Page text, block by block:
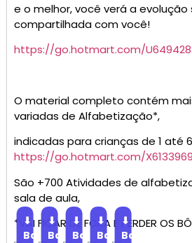
e o melhor, você verá a evolução
compartilhada com você!
https://go.hotmart.com/
O material completo contém
variadas de Alfabetização*,
indicadas para crianças de 1 até
https://go.hotmart.com/
São +700 Atividades de
sala de aula,
*VAI FICAR DE FORA E PERDER OS
⬇
Baixar
⬇
Baixar
⬇
Baixar
⬇
Baixar
⬇
Baixar